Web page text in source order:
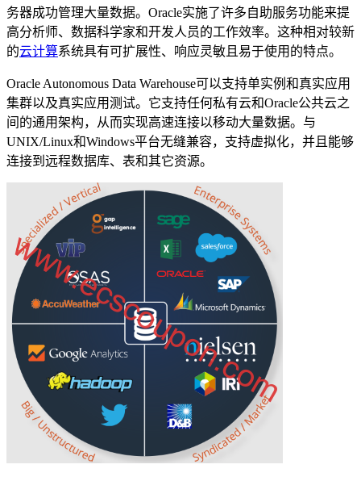
务器成功管理大量数据。Oracle实施了许多自助服务功能来提
高分析师、数据科学家和开发人员的工作效率。这种相对较新
的云计算系统具有可扩展性、响应灵敏且易于使用的特点。
Oracle Autonomous Data Warehouse可以支持单实例和真实应用
集群以及真实应用测试。它支持任何私有云和Oracle公共云之
间的通用架构，从而实现高速连接以移动大量数据。与
UNIX/Linux和Windows平台无缝兼容，支持虚拟化，并且能够
连接到远程数据库、表和其它资源。